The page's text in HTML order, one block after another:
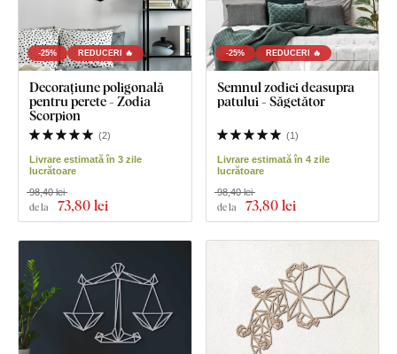
-25% REDUCERI 🔥
Decorațiune poligonală
pentru perete - Zodia
Scorpion
(2)
Livrare estimată în 3 zile
lucrătoare
de la 73,80 lei
98,40 lei
-25% REDUCERI 🔥
Semnul zodiei deasupra
patului - Săgetător
(1 )
Livrare estimată în 4 zile
lucrătoare
de la 73,80 lei
98,40 lei